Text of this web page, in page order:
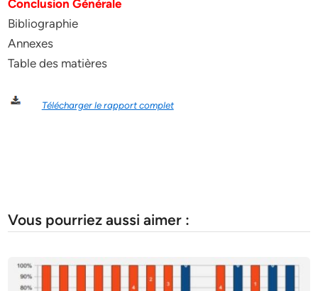
Conclusion Générale
Bibliographie
Annexes
Table des matières
Télécharger le rapport complet
Vous pourriez aussi aimer :